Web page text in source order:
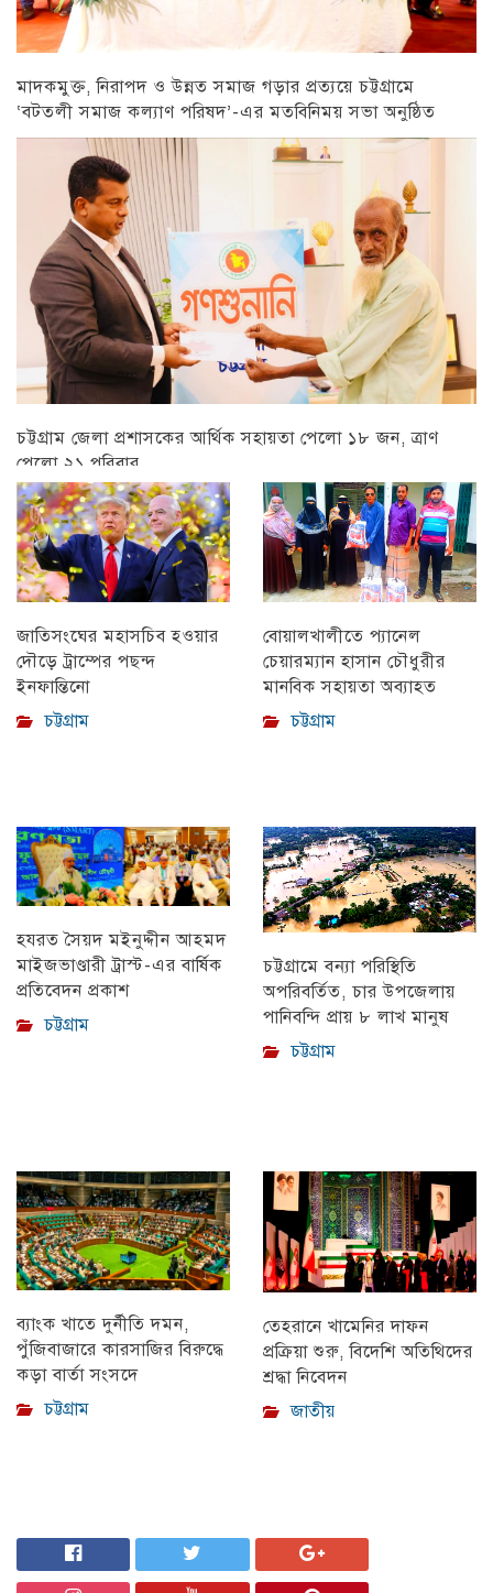
মাদকমুক্ত, নিরাপদ ও উন্নত সমাজ গড়ার প্রত্যয়ে চট্টগ্রামে
‘বটতলী সমাজ কল্যাণ পরিষদ’-এর মতবিনিময় সভা অনুষ্ঠিত
চট্টগ্রাম
চট্টগ্রাম জেলা প্রশাসকের আর্থিক সহায়তা পেলো ১৮ জন, ত্রাণ
পেলো ২১ পরিবার
চট্টগ্রাম
জাতিসংঘের মহাসচিব হওয়ার
দৌড়ে ট্রাম্পের পছন্দ
ইনফান্তিনো
চট্টগ্রাম
বোয়ালখালীতে প্যানেল
চেয়ারম্যান হাসান চৌধুরীর
মানবিক সহায়তা অব্যাহত
চট্টগ্রাম
হযরত সৈয়দ মইনুদ্দীন আহমদ
মাইজভাণ্ডারী ট্রাস্ট-এর বার্ষিক
প্রতিবেদন প্রকাশ
চট্টগ্রাম
চট্টগ্রামে বন্যা পরিস্থিতি
অপরিবর্তিত, চার উপজেলায়
পানিবন্দি প্রায় ৮ লাখ মানুষ
চট্টগ্রাম
ব্যাংক খাতে দুর্নীতি দমন,
পুঁজিবাজারে কারসাজির বিরুদ্ধে
কড়া বার্তা সংসদে
চট্টগ্রাম
তেহরানে খামেনির দাফন
প্রক্রিয়া শুরু, বিদেশি অতিথিদের
শ্রদ্ধা নিবেদন
জাতীয়